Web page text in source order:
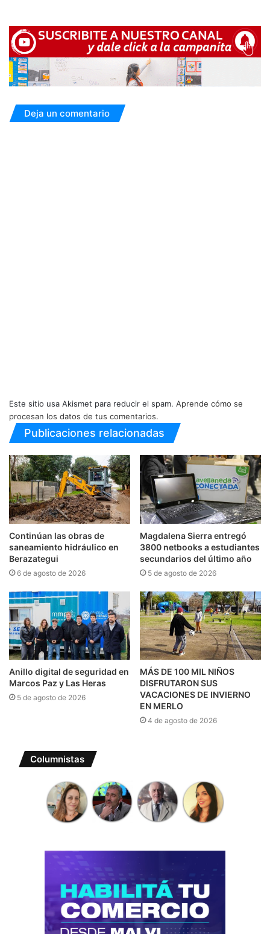
Deja un comentario
Este sitio usa Akismet para reducir el spam. Aprende cómo se
procesan los datos de tus comentarios.
Publicaciones relacionadas
Continúan las obras de
saneamiento hidráulico en
Berazategui
6 de agosto de 2026
Magdalena Sierra entregó
3800 netbooks a estudiantes
secundarios del último año
5 de agosto de 2026
Anillo digital de seguridad en
Marcos Paz y Las Heras
5 de agosto de 2026
MÁS DE 100 MIL NIÑOS
DISFRUTARON SUS
VACACIONES DE INVIERNO
EN MERLO
4 de agosto de 2026
Columnistas